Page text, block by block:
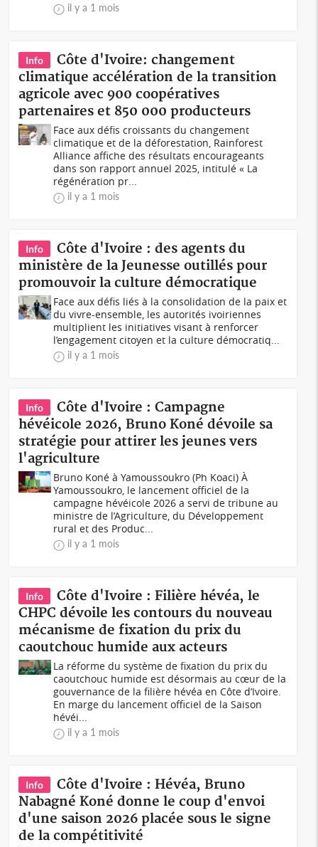
il y a 1 mois
Info
Côte d'Ivoire: changement
climatique accélération de la transition
agricole avec 900 coopératives
partenaires et 850 000 producteurs
Face aux défis croissants du changement
climatique et de la déforestation, Rainforest
Alliance affiche des résultats encourageants
dans son rapport annuel 2025, intitulé « La
régénération pr...
il y a 1 mois
Info
Côte d'Ivoire : des agents du
ministère de la Jeunesse outillés pour
promouvoir la culture démocratique
Face aux défis liés à la consolidation de la paix et
du vivre-ensemble, les autorités ivoiriennes
multiplient les initiatives visant à renforcer
l’engagement citoyen et la culture démocratiq...
il y a 1 mois
Info
Côte d'Ivoire : Campagne
hévéicole 2026, Bruno Koné dévoile sa
stratégie pour attirer les jeunes vers
l'agriculture
Bruno Koné à Yamoussoukro (Ph Koaci) À
Yamoussoukro, le lancement officiel de la
campagne hévéicole 2026 a servi de tribune au
ministre de l’Agriculture, du Développement
rural et des Produc...
il y a 1 mois
Info
Côte d'Ivoire : Filière hévéa, le
CHPC dévoile les contours du nouveau
mécanisme de fixation du prix du
caoutchouc humide aux acteurs
La réforme du système de fixation du prix du
caoutchouc humide est désormais au cœur de la
gouvernance de la filière hévéa en Côte d’Ivoire.
En marge du lancement officiel de la Saison
hévéi...
il y a 1 mois
Info
Côte d'Ivoire : Hévéa, Bruno
Nabagné Koné donne le coup d'envoi
d'une saison 2026 placée sous le signe
de la compétitivité